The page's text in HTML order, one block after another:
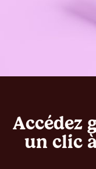
Accédez
un clic